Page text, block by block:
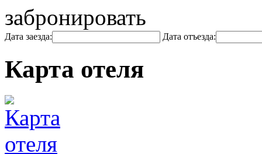
забронировать
Дата заезда: Дата отъезда:
Карта отеля